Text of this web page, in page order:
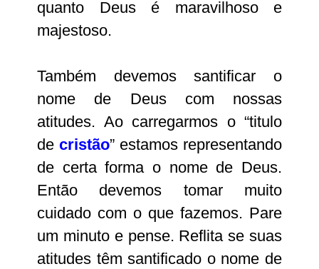
quanto Deus é maravilhoso e
majestoso.
Também devemos santificar o
nome de Deus com nossas
atitudes. Ao carregarmos o “titulo
de cristão” estamos representando
de certa forma o nome de Deus.
Então devemos tomar muito
cuidado com o que fazemos. Pare
um minuto e pense. Reflita se suas
atitudes têm santificado o nome de